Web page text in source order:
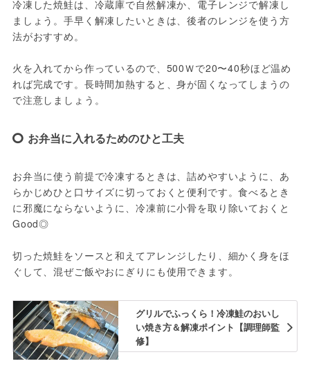
冷凍した焼鮭は、冷蔵庫で自然解凍か、電子レンジで解凍し
ましょう。手早く解凍したいときは、後者のレンジを使う方
法がおすすめ。
火を入れてから作っているので、500Ｗで20〜40秒ほど温め
れば完成です。長時間加熱すると、身が固くなってしまうの
で注意しましょう。
お弁当に入れるためのひと工夫
お弁当に使う前提で冷凍するときは、詰めやすいように、あ
らかじめひと口サイズに切っておくと便利です。食べるとき
に邪魔にならないように、冷凍前に小骨を取り除いておくと
Good◎
切った焼鮭をソースと和えてアレンジしたり、細かく身をほ
ぐして、混ぜご飯やおにぎりにも使用できます。
グリルでふっくら！冷凍鮭のおいし
い焼き方＆解凍ポイント【調理師監
修】